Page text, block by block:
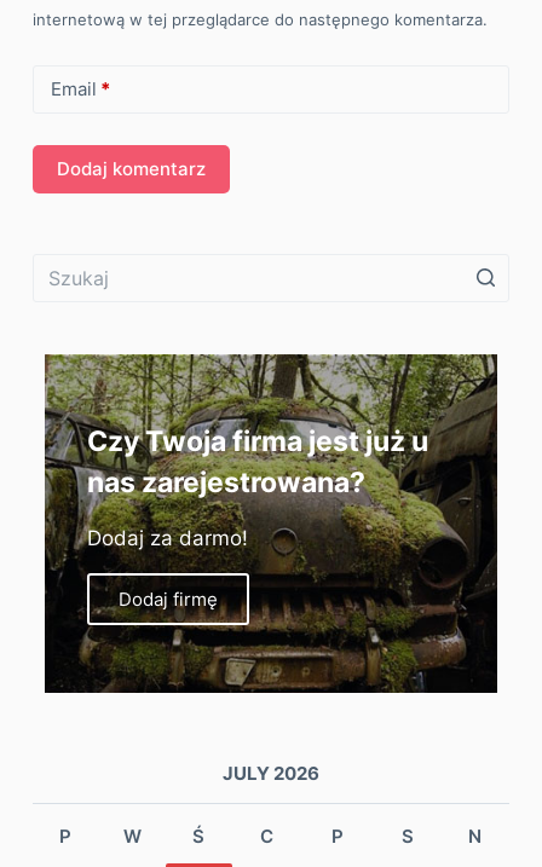
internetową w tej przeglądarce do następnego komentarza.
Email *
Dodaj komentarz
Czy Twoja firma jest już u
nas zarejestrowana?
Dodaj za darmo!
Dodaj firmę
JULY 2026
P W Ś C P S N